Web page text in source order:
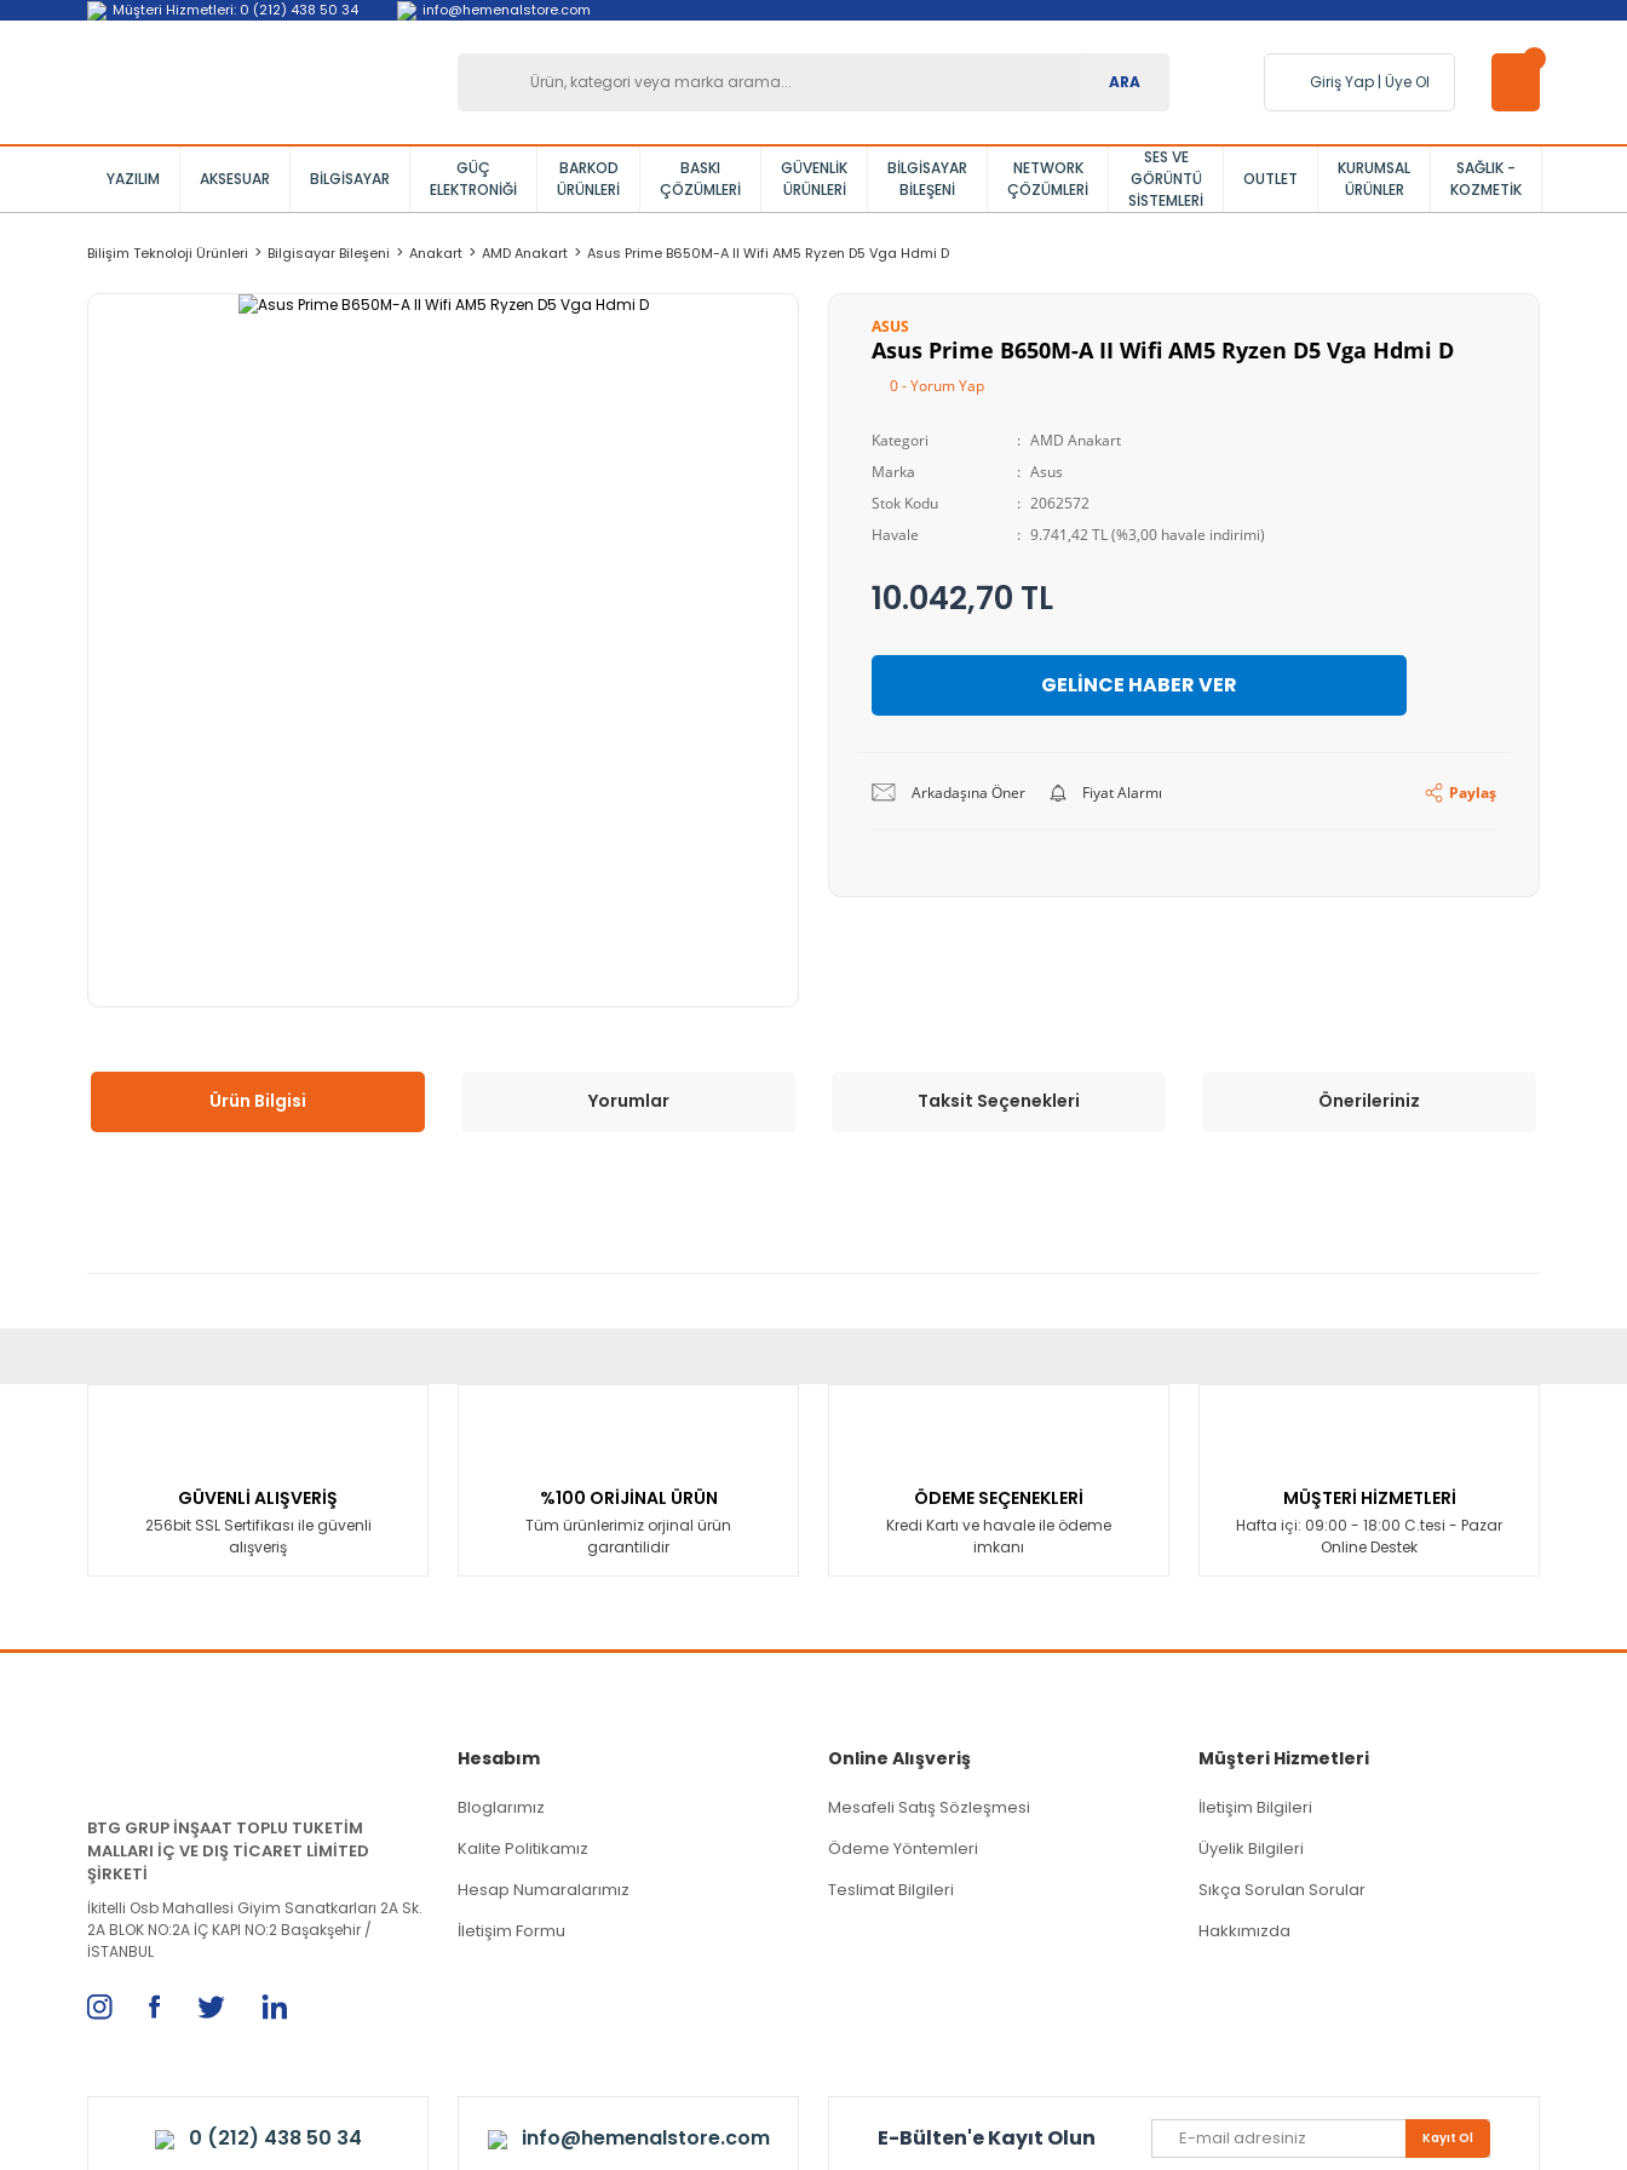
Müşteri Hizmetleri: 0 (212) 438 50 34 info@hemenalstore.com
ARA Giriş Yap | Üye Ol
YAZILIM AKSESUAR BILGISAYAR
GÜÇ
ELEKTRONIĞI
BARKOD
ÜRÜNLERI
BASKI
ÇÖZÜMLERI
GÜVENLIK
ÜRÜNLERI
BILGISAYAR
BILEŞENI
NETWORK
ÇÖZÜMLERI
SES VE
GÖRÜNTÜ
SISTEMLERI
OUTLET
KURUMSAL
ÜRÜNLER
SAĞLIK -
KOZMETIK
Bilişim Teknoloji Ürünleri Bilgisayar Bileşeni Anakart AMD Anakart Asus Prime B650M-A II Wifi AM5 Ryzen D5 Vga Hdmi D
ASUS
Asus Prime B650M-A II Wifi AM5 Ryzen D5 Vga Hdmi D
0 - Yorum Yap
Kategori
AMD Anakart
Marka
Asus
Stok Kodu
2062572
Havale
9.741,42 TL (%3,00 havale indirimi)
10.042,70 TL
GELİNCE HABER VER
Arkadaşına Öner Fiyat Alarmı Paylaş
Ürün Bilgisi Yorumlar Taksit Seçenekleri Önerileriniz
Ürün bilgilerinde hatalar bulunuyor.
Ürün fiyatı diğer sitelerden daha pahalı.
GÜVENLİ ALIŞVERİŞ
256bit SSL Sertifikası ile güvenli
alışveriş
%100 ORİJİNAL ÜRÜN
Tüm ürünlerimiz orjinal ürün
garantilidir
ÖDEME SEÇENEKLERİ
Kredi Kartı ve havale ile ödeme
imkanı
MÜŞTERİ HİZMETLERİ
Hafta içi: 09:00 - 18:00 C.tesi - Pazar
Online Destek
BTG GRUP İNŞAAT TOPLU TUKETİM
MALLARI İÇ VE DIŞ TİCARET LİMİTED
ŞİRKETİ
İkitelli Osb Mahallesi Giyim Sanatkarları 2A Sk.
2A BLOK NO:2A İÇ KAPI NO:2 Başakşehir /
İSTANBUL
Hesabım
Bloglarımız
Kalite Politikamız
Hesap Numaralarımız
İletişim Formu
Online Alışveriş
Mesafeli Satış Sözleşmesi
Ödeme Yöntemleri
Teslimat Bilgileri
Müşteri Hizmetleri
İletişim Bilgileri
Üyelik Bilgileri
Sıkça Sorulan Sorular
Hakkımızda
0 (212) 438 50 34 info@hemenalstore.com E-Bülten'e Kayıt Olun Kayıt Ol